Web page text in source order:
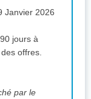
Janvier 2026
90 jours à
de réception des offres.
par le